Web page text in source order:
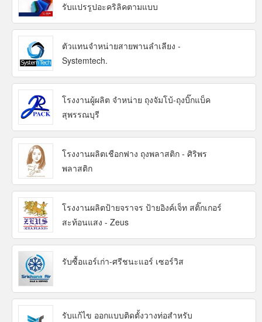
รับแปรรูปอะคริลิคตามแบบ
ตัวแทนจำหน่ายสายพานลำเลียง -
Systemtech.
โรงงานผู้ผลิต จำหน่าย ถุงจัมโบ้-ถุงบิ๊กแบ็ค
สุพรรณบุรี
โรงงานผลิตเชือกฟาง ถุงพลาสติก - ศิริพร
พลาสติก
โรงงานผลิตป้ายจราจร ป้ายอิงค์เจ็ท สติ๊กเกอร์
สะท้อนแสง - Zeus
รับซื้อแอร์เก่า-ศรีชนะแอร์ เซอร์วิส
รับแก้ไข ออกแบบติดตั้งวางท่อสำหรับ